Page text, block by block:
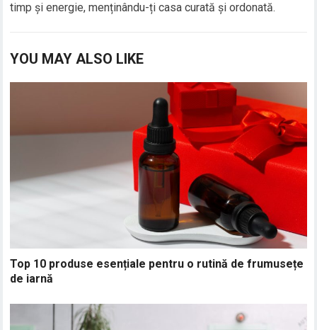
timp și energie, menținându-ți casa curată și ordonată.
YOU MAY ALSO LIKE
Top 10 produse esențiale pentru o rutină de frumusețe
de iarnă